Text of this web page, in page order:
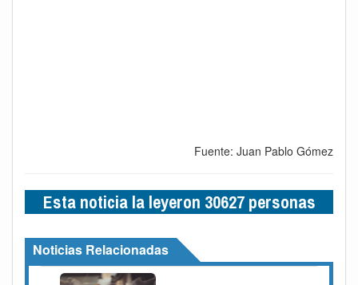
Fuente: Juan Pablo Gómez
Esta noticia la leyeron 30627 personas
Noticias Relacionadas